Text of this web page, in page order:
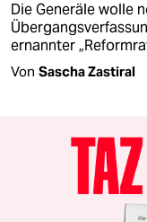
Die Generäle wolle
ernannter
Von Sascha Zastiral